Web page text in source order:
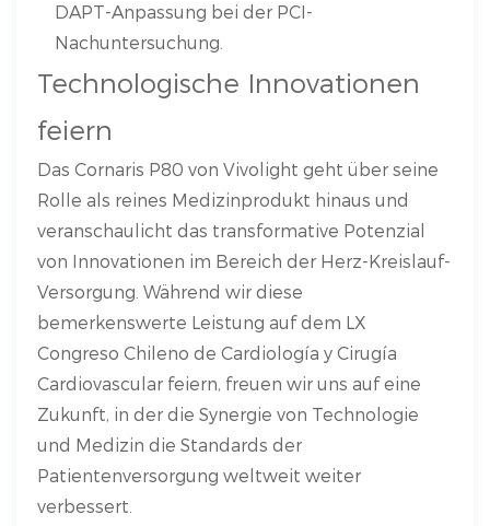
DAPT-Anpassung bei der PCI-
Nachuntersuchung.
Technologische Innovationen
feiern
Das Cornaris P80 von Vivolight geht über seine
Rolle als reines Medizinprodukt hinaus und
veranschaulicht das transformative Potenzial
von Innovationen im Bereich der Herz-Kreislauf-
Versorgung. Während wir diese
bemerkenswerte Leistung auf dem LX
Congreso Chileno de Cardiología y Cirugía
Cardiovascular feiern, freuen wir uns auf eine
Zukunft, in der die Synergie von Technologie
und Medizin die Standards der
Patientenversorgung weltweit weiter
verbessert.